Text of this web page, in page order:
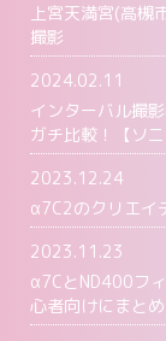
上宮天満宮(高槻
撮影
2024.02.11
インターバル撮
ガチ比較！【ソニ
2023.12.24
α7C2のクリエイ
2023.11.23
α7CとND400フ
心者向けにまとめ